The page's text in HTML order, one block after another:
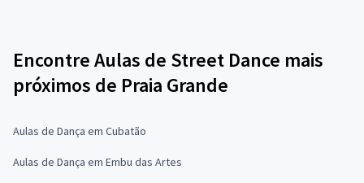
Encontre Aulas de Street Dance mais
próximos de Praia Grande
Aulas de Dança em Cubatão
Aulas de Dança em Embu das Artes